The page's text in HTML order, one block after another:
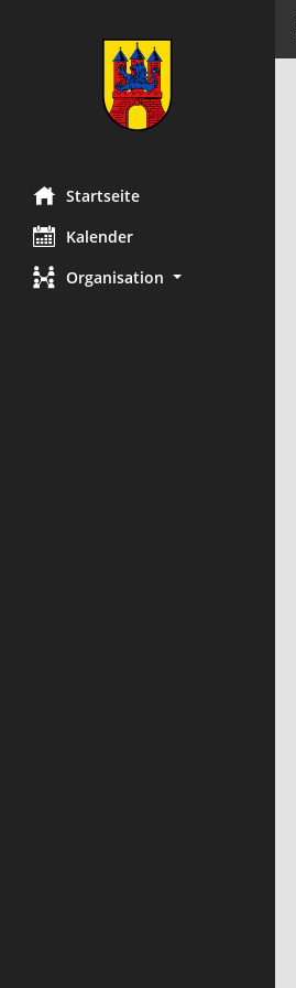
Startseite
Kalender
Organisation